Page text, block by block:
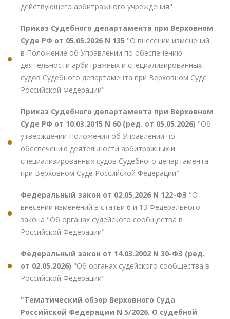
действующего арбитражного учреждения"
Приказ Судебного департамента при Верховном
Суде РФ от 05.05.2026 N 135 "О внесении изменений
в Положение об Управлении по обеспечению
деятельности арбитражных и специализированных
судов Судебного департамента при Верховном Суде
Российской Федерации"
Приказ Судебного департамента при Верховном
Суде РФ от 10.03.2015 N 60 (ред. от 05.05.2026) "Об
утверждении Положения об Управлении по
обеспечению деятельности арбитражных и
специализированных судов Судебного департамента
при Верховном Суде Российской Федерации"
Федеральный закон от 02.05.2026 N 122-ФЗ "О
внесении изменений в статьи 6 и 13 Федерального
закона "Об органах судейского сообщества в
Российской Федерации"
Федеральный закон от 14.03.2002 N 30-ФЗ (ред.
от 02.05.2026) "Об органах судейского сообщества в
Российской Федерации"
"Тематический обзор Верховного Суда
Российской Федерации N 5/2026. О судебной